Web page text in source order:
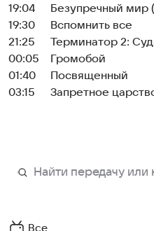
19:04
Безупречный мир
19:30
Вспомнить все
21:25
Терминатор 2:
00:05
Громобой
01:40
Посвященный
03:15
Запретное
Все